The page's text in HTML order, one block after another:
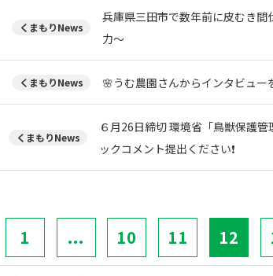
くまもりNews
兵庫県三田市で数年前に皮むき
力～
くまもりNews 🌸うむ農園さんからインタビュー
くまもりNews
６月26日締切 環境省「鳥獣保護
ックコメント提出ください❗
1 ... 10 11 12